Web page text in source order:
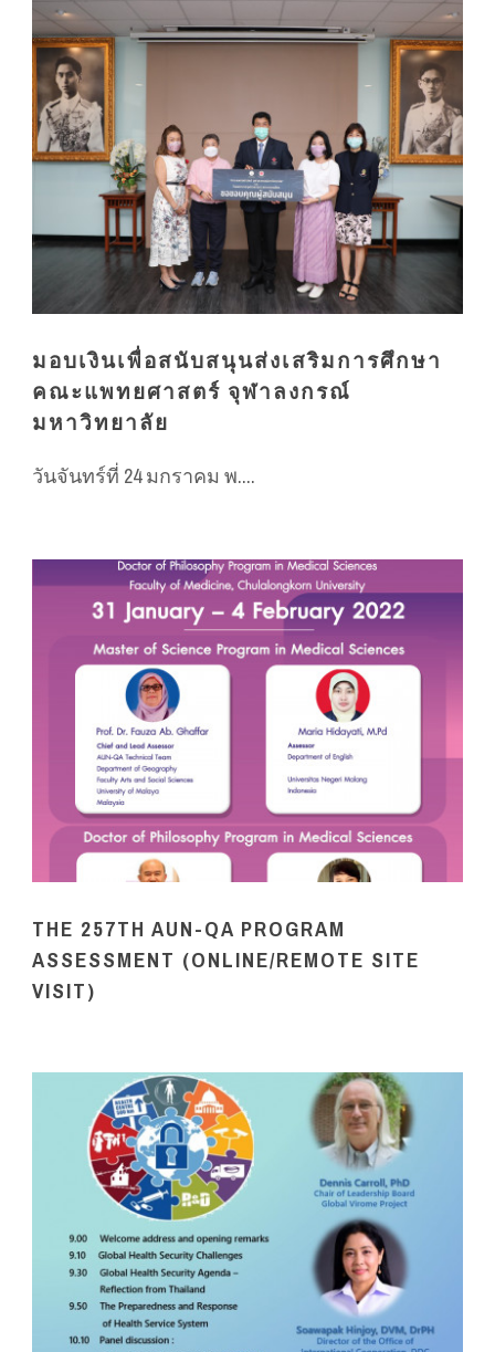
มอบเงินเพื่อสนับสนุนส่งเสริมการศึกษา
คณะแพทยศาสตร์ จุฬาลงกรณ์
มหาวิทยาลัย
วันจันทร์ที่ 24 มกราคม พ....
THE 257TH AUN-QA PROGRAM
ASSESSMENT (ONLINE/REMOTE SITE
VISIT)